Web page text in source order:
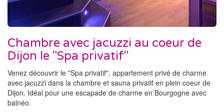
Chambre avec jacuzzi au coeur de
Dijon le "Spa privatif"
Venez découvrir le "Spa privatif", appartement privé de charme
avec jacuzzi dans la chambre et sauna privatif en plein coeur de
Dijon. Idéal pour une escapade de charme en Bourgogne avec
balnéo.